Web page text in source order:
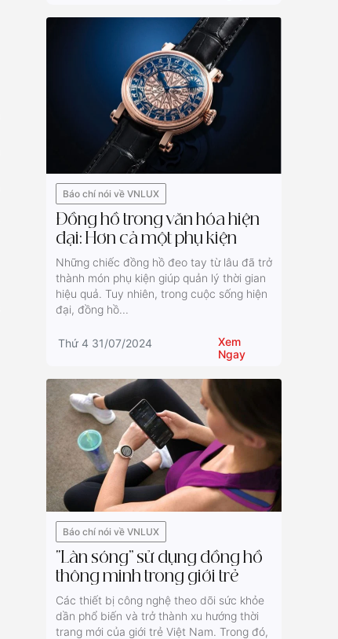
Báo chí nói về VNLUX
Đồng hồ trong văn hóa hiện
đại: Hơn cả một phụ kiện
Những chiếc đồng hồ đeo tay từ lâu đã trở
thành món phụ kiện giúp quản lý thời gian
hiệu quả. Tuy nhiên, trong cuộc sống hiện
đại, đồng hồ...
Thứ 4 31/07/2024
Xem
Ngay
Báo chí nói về VNLUX
“Làn sóng” sử dụng đồng hồ
thông minh trong giới trẻ
Các thiết bị công nghệ theo dõi sức khỏe
dần phổ biến và trở thành xu hướng thời
trang mới của giới trẻ Việt Nam. Trong đó,